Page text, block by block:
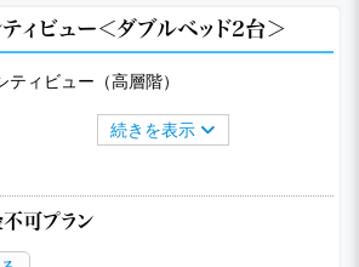
ティビュー＜ダブルベッド2台＞
ティビュー（高層階）
続きを表示
不可プラン